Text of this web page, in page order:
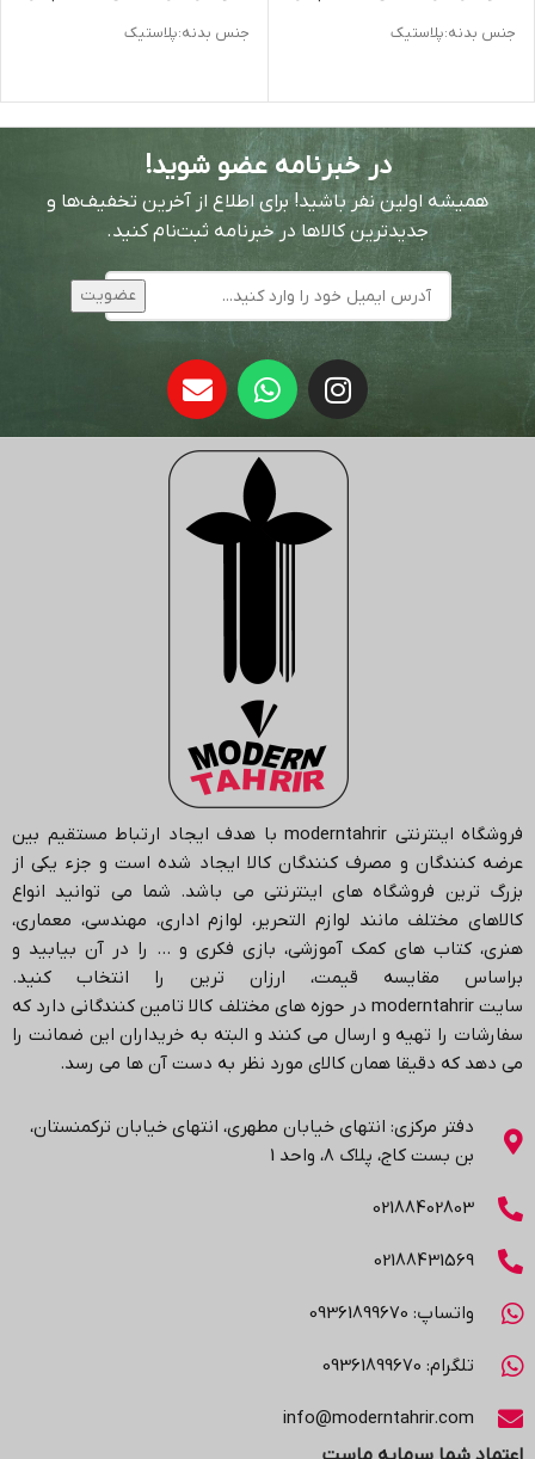
جنس بدنه:پلاستیک جنس بدنه:پلاستیک
در خبرنامه عضو شوید!
همیشه اولین نفر باشید! برای اطلاع از آخرین تخفیف‌ها و
جدیدترین کالاها در خبرنامه ثبت‌نام کنید.
فروشگاه اینترنتی moderntahrir با هدف ایجاد ارتباط مستقیم بین
عرضه کنندگان و مصرف کنندگان کالا ایجاد شده است و جزء یکی از
بزرگ ترین فروشگاه های اینترنتی می باشد. شما می توانید انواع
کالاهای مختلف مانند لوازم التحریر، لوازم اداری، مهندسی، معماری،
هنری، کتاب های کمک آموزشی، بازی فکری و … را در آن بیابید و
براساس مقایسه قیمت، ارزان ترین را انتخاب کنید.
سایتmoderntahrir در حوزه های مختلف کالا تامین کنندگانی دارد که
سفارشات را تهیه و ارسال می کنند و البته به خریداران این ضمانت را
می دهد که دقیقا همان کالای مورد نظر به دست آن ها می رسد.
دفتر مرکزی: انتهاي خیابان مطهری، انتهاي خیابان ترکمنستان،
بن بست کاج، پلاک ۸، واحد 1
02188402803
02188431569
واتساپ: 09361899670
تلگرام: 09361899670
info@moderntahrir.com